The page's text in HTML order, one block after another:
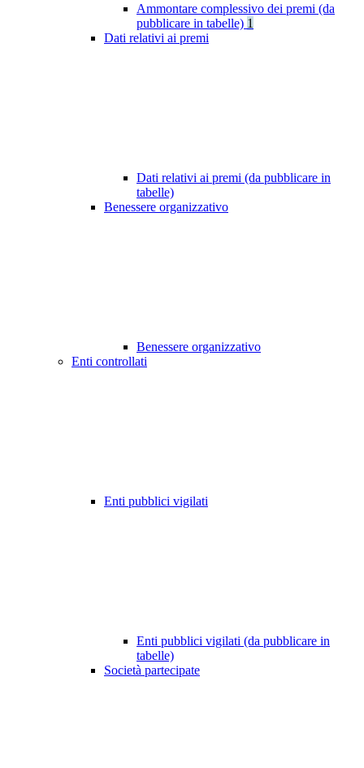
Ammontare complessivo dei premi (da
pubblicare in tabelle) 1
Dati relativi ai premi
Dati relativi ai premi (da pubblicare in
tabelle)
Benessere organizzativo
Benessere organizzativo
Enti controllati
Enti pubblici vigilati
Enti pubblici vigilati (da pubblicare in
tabelle)
Società partecipate